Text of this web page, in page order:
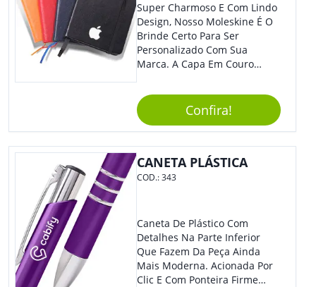
Super Charmoso E Com Lindo
Design, Nosso Moleskine É O
Brinde Certo Para Ser
Personalizado Com Sua
Marca. A Capa Em Couro
Elástico Permite Maior
Segurança Ao Carregá-Lo.
Ofereça A Seus Clientes E
Colaboradores, Sem Dúvidas
Eles Irão Adorar.
Confira!
CANETA PLÁSTICA
COD.:343
Caneta De Plástico Com
Detalhes Na Parte Inferior
Que Fazem Da Peça Ainda
Mais Moderna. Acionada Por
Clic E Com Ponteira Firme